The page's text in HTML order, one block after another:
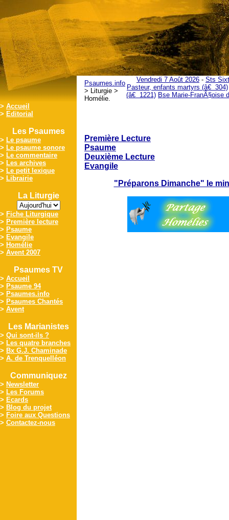
> Accueil
> Editorial
Les Psaumes
> Le psaume
> Le psaume sonore
> Le commentaire
> Les archives
> Le petit lexique
> Librairie
La Liturgie
> Fiche Liturgique
> Première lecture
> Psaume
> Evangile
> Homélie
> Avent 2007
Psaumes TV
> Accueil
> Psaume 94
> Psaumes.info
> Psaumes Chantés
> Avent
Les Marianistes
> Qui sont-ils ?
> Les quatre branches
> Bx G.J. Chaminade
> A. de Trenquelléon
Communiquez
> Newsletter
> Les Forums
> Ecards
> Blog du projet
> Foire aux Questions
> Contactez-nous
Psaumes.info
> Liturgie >
Homélie.
Vendredi 7 Août 2026 - Sts
Pasteur, enfants martyrs (â€ 304)
(â€ 1221) Bse Marie-FranÃ§oise
Première Lecture
Psaume
Deuxième Lecture
Evangile
"Préparons Dimanche" le